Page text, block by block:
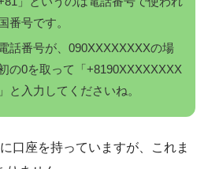
番号です。
話番号が、090XXXXXXXXの場
の0を取って「+8190XXXXXXXX
と入力してくださいね。
口座を持っていますが、これま